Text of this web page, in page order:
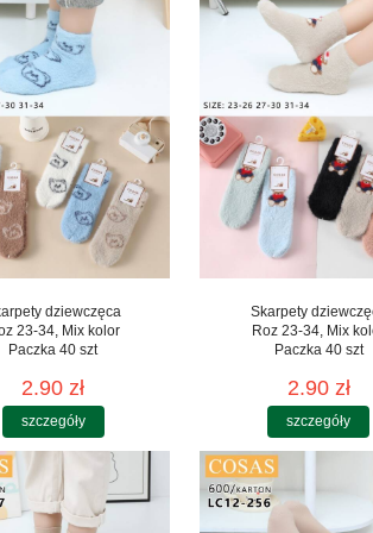
dziewczęca
23-34, Mix kolor
Paczka 40 szt
2.90 zł
szczegóły
Skarpety
Roz 23-34, Mix
Paczka 40 szt
2.90 zł
szczegóły